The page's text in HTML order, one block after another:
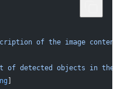
of the image
of detected objects in the